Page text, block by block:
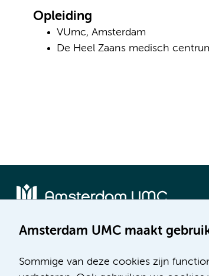
Opleiding
VUmc, Amsterdam
De Heel Zaans medisch
Amsterdam UMC maakt
Sommige van deze cookies zijn
Meibergdreef 9
1105 AZ Amsterdam
De Boelelaan 1117
1081 HV Amsterdam